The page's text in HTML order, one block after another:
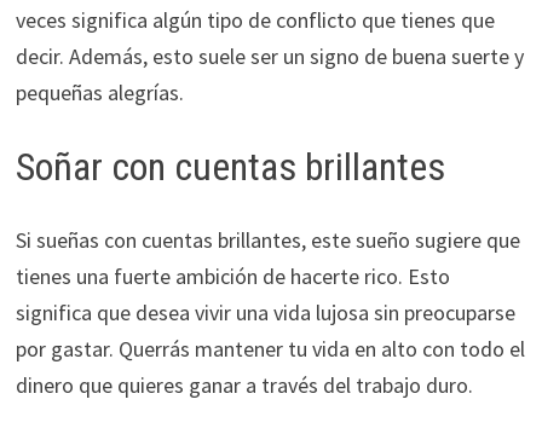
veces significa algún tipo de conflicto que tienes que
decir. Además, esto suele ser un signo de buena suerte y
pequeñas alegrías.
Soñar con cuentas brillantes
Si sueñas con cuentas brillantes, este sueño sugiere que
tienes una fuerte ambición de hacerte rico. Esto
significa que desea vivir una vida lujosa sin preocuparse
por gastar. Querrás mantener tu vida en alto con todo el
dinero que quieres ganar a través del trabajo duro.